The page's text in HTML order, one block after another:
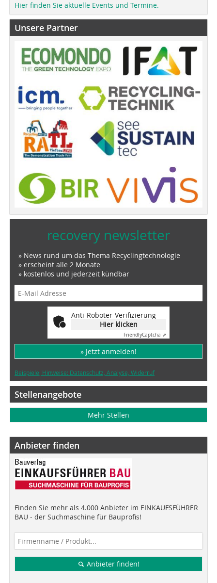
Hier finden Sie aktuelle Events und Termine.
Unsere Partner
recovery newsletter
» News rund um das Thema Recyclingtechnologie
» erscheint alle 2 Monate
» kostenlos und jederzeit kündbar
Anti-Roboter-Verifizierung
Hier klicken
FriendlyCaptcha ⇗
» Jetzt anmelden!
Beispiele, Hinweise: Datenschutz, Analyse, Widerruf
Stellenangebote
Mehr Stellen
Anbieter finden
Finden Sie mehr als 4.000 Anbieter im EINKAUFSFÜHRER
BAU - der Suchmaschine für Bauprofis!
Anbieter finden!